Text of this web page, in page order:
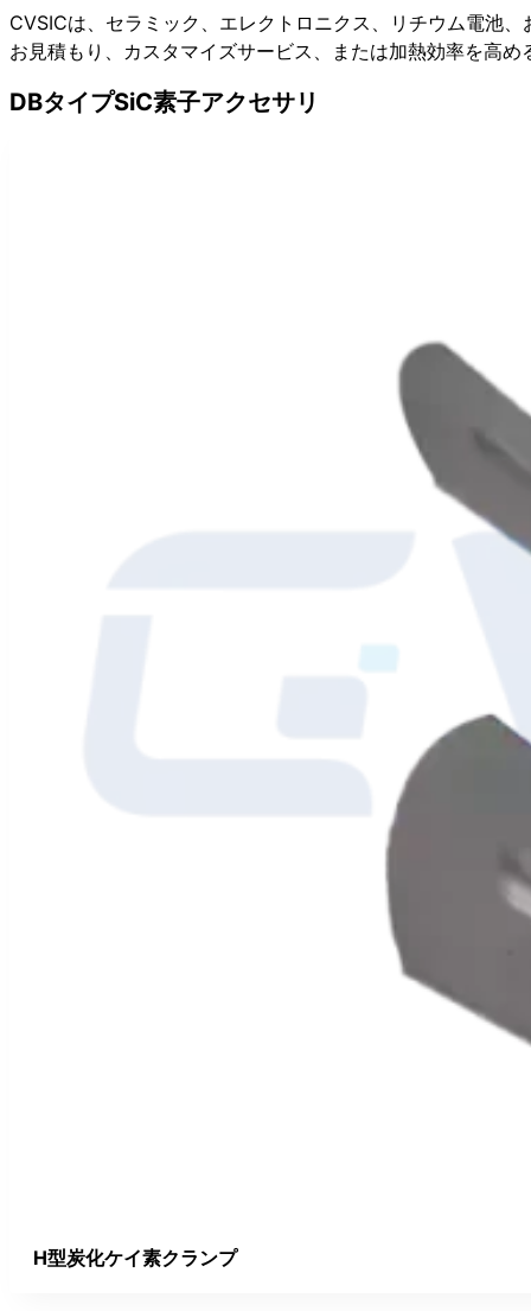
CVSICは、セラミック、エレクトロニクス、リチウム電池
お見積もり、カスタマイズサービス、または加熱効率を高
DBタイプSiC素子アクセサリ
H型炭化ケイ素クランプ